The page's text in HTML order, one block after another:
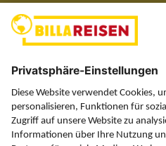
Über uns
Service
Information
Folgen Sie uns auf